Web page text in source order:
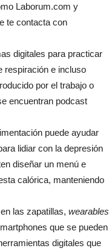
Laborum.com y
te contacta con
digitales para practicar
respiración e incluso
por el trabajo o
encuentran podcast
puede ayudar
lidiar con la depresión
diseñar un menú e
calórica, manteniendo
las zapatillas, wearables
que se pueden
digitales que